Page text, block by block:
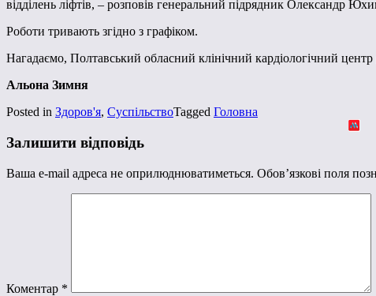
відділень ліфтів, – розповів генеральний підрядник Олександр
Роботи тривають згідно з графіком.
Нагадаємо, Полтавський обласний клінічний кардіологічний
Альона Зимня
Posted in Здоров'я, СуспільствоTagged Головна
Залишити відповідь
Ваша e-mail адреса не оприлюднюватиметься. Обов’язкові поля
Коментар *